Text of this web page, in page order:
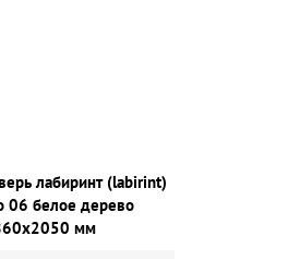
лабиринт (labirint)
06 белое дерево
мм